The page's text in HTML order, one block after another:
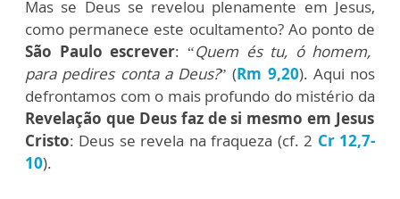
Mas se Deus se revelou plenamente em Jesus,
como permanece este ocultamento? Ao ponto de
São Paulo escrever: “Quem és tu, ó homem,
para pedires conta a Deus?” (Rm 9,20). Aqui nos
defrontamos com o mais profundo do mistério da
Revelação que Deus faz de si mesmo em Jesus
Cristo: Deus se revela na fraqueza (cf. 2 Cr 12,7-
10).